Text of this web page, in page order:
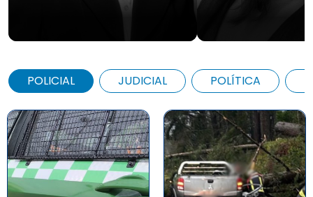
POLICIAL JUDICIAL POLÍTICA